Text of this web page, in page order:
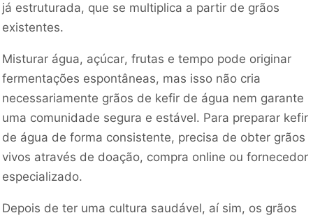
já estruturada, que se multiplica a partir de grãos
existentes.
Misturar água, açúcar, frutas e tempo pode originar
fermentações espontâneas, mas isso não cria
necessariamente grãos de kefir de água nem garante
uma comunidade segura e estável. Para preparar kefir
de água de forma consistente, precisa de obter grãos
vivos através de doação, compra online ou fornecedor
especializado.
Depois de ter uma cultura saudável, aí sim, os grãos